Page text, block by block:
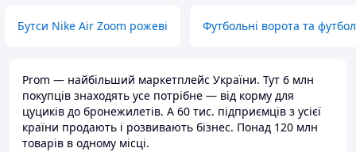
Бутси Nike Air Zoom рожеві Футбольні ворота та
Prom — найбільший маркетплейс України. Тут 6 млн
покупців знаходять усе потрібне — від корму для
цуциків до бронежилетів. А 60 тис. підприємців з усієї
країни продають і розвивають бізнес. Понад 120 млн
товарів в одному місці.